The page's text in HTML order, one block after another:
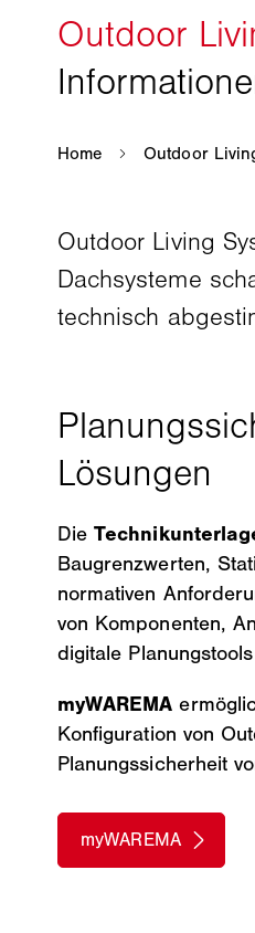
Outdoor Living
Dachsysteme
technisch
Die
Baugrenzwerten,
normativen
von Komponenten,
digitale
myWAREMA
Konfiguration von
Planungssicherheit